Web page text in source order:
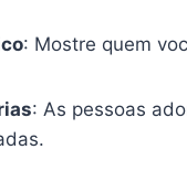
: Mostre quem
: As pessoas